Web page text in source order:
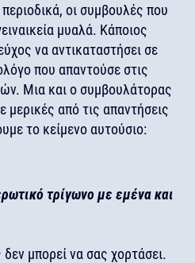
οι συμβουλές που
μυαλά. Κάποιος
να αντικαταστήσει σε
που απαντούσε στις
Μια και ο συμβουλάτορας
μερικές από τις απαντήσεις
το κείμενο αυτούσιο:
τρίγωνο με εμένα και
μπορεί να σας χορτάσει.